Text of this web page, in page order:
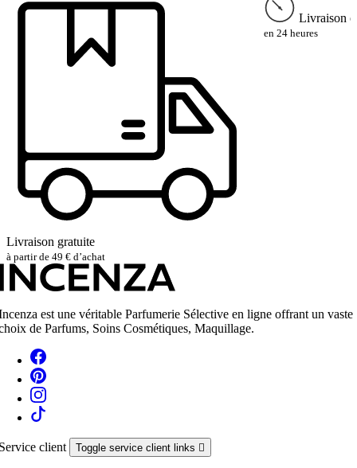
Livraison gratuite
à partir de 49 € d’achat
Livraison
en 24 heures
est une véritable Parfumerie Sélective en ligne offrant un vaste
de Parfums, Soins Cosmétiques, Maquillage.
client Toggle service client links 